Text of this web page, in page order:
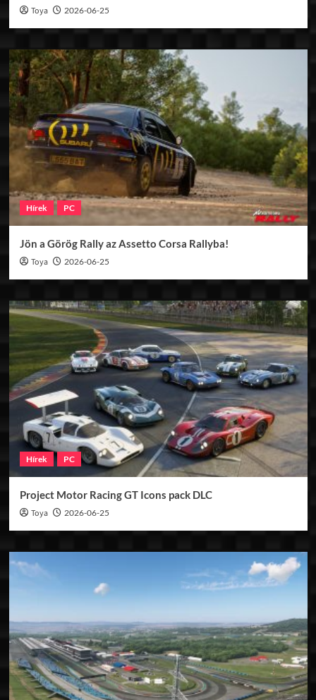
Toya 2026-06-25
Hírek PC
Jön a Görög Rally az Assetto Corsa Rallyba!
Toya 2026-06-25
Hírek PC
Project Motor Racing GT Icons pack DLC
Toya 2026-06-25